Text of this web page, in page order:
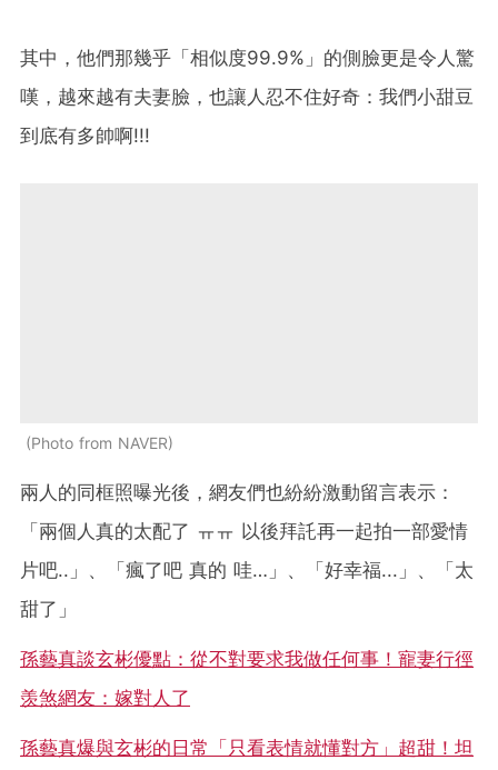
其中，他們那幾乎「相似度99.9%」的側臉更是令人驚
嘆，越來越有夫妻臉，也讓人忍不住好奇：我們小甜豆
到底有多帥啊!!!
Photo from NAVER
兩人的同框照曝光後，網友們也紛紛激動留言表示：
「兩個人真的太配了 ㅠㅠ 以後拜託再一起拍一部愛情
片吧..」、「瘋了吧 真的 哇…」、「好幸福...」、「太
甜了」
孫藝真談玄彬優點：從不對要求我做任何事！寵妻行徑
羡煞網友：嫁對人了
孫藝真爆與玄彬的日常「只看表情就懂對方」超甜！坦